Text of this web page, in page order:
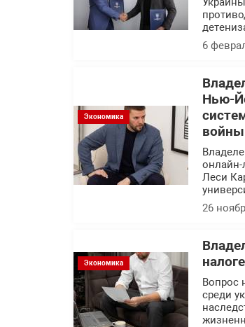
6
Экономика
Нью-
войны
онлайн-
Леси
26
Экономика
Вопрос
среди